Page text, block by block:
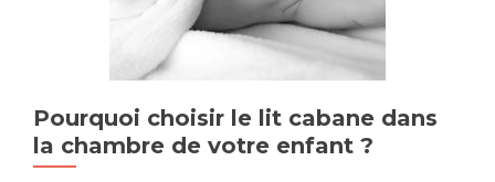
Pourquoi choisir le lit cabane dans
la chambre de votre enfant ?